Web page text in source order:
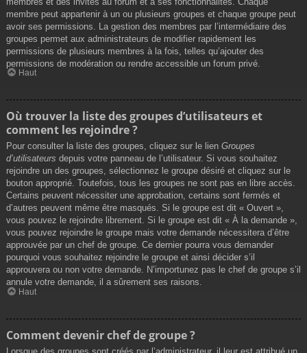
membre peut appartenir à un ou plusieurs groupes et chaque groupe peut
avoir ses permissions. La gestion des membres par l’intermédiaire des
groupes permet aux administrateurs de modifier rapidement les
permissions de plusieurs membres à la fois, telles qu’ajouter des
permissions de modération ou rendre accessible un forum privé.
Haut
Où trouver la liste des groupes d’utilisateurs et
comment les rejoindre ?
Pour consulter la liste des groupes, cliquez sur le lien Groupes
d’utilisateurs depuis votre panneau de l’utilisateur. Si vous souhaitez
rejoindre un des groupes, sélectionnez le groupe désiré et cliquez sur le
bouton approprié. Toutefois, tous les groupes ne sont pas en libre accès.
Certains peuvent nécessiter une approbation, certains sont fermés et
d’autres peuvent même être masqués. Si le groupe est dit « Ouvert »,
vous pouvez le rejoindre librement. Si le groupe est dit « À la demande »,
vous pouvez rejoindre le groupe mais votre demande nécessitera d’être
approuvée par un chef de groupe. Ce dernier pourra vous demander
pourquoi vous souhaitez rejoindre le groupe et ainsi décider s’il
approuvera ou non votre demande. N’importunez pas le chef de groupe s’il
annule votre demande, il a sûrement ses raisons.
Haut
Comment devenir chef de groupe ?